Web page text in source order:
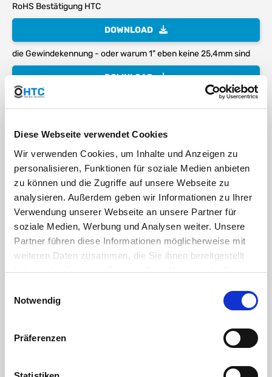
Diese Webseite verwendet Cookies
Wir verwenden Cookies, um Inhalte und Anzeigen zu
personalisieren, Funktionen für soziale Medien anbieten
zu können und die Zugriffe auf unsere Webseite zu
analysieren. Außerdem geben wir Informationen zu Ihrer
Verwendung unserer Webseite an unsere Partner für
soziale Medien, Werbung und Analysen weiter. Unsere
Partner führen diese Informationen möglicherweise mit
weiteren Daten zusammen, die Sie ihnen bereitgestellt
haben oder die sie im Rahmen Ihrer Nutzung der Dienste
Cookies, wenn Sie unsere Webseite weiterhin nutzen.
Notwendig
Präferenzen
RoHS Bestätigung HTC
DOWNLOAD
die Gewindekennung - oder warum 1" eben keine 25,4mm sind
DOWNLOAD
PP Polypropylen Temperatur-/Druckdiagramm
chemische Beständigkeit von Kunststoffen DE
PP Kugelhahn Klemme PE-Rohr x
Außengewinde – Robuste
Verbindung für professionelle
Rohrsysteme
Der PP Kugelhahn Klemme PE-Rohr x Außengewinde von PVC-
Welt.de ist die ideale Lösung für sichere und langlebige
Verbindungen in PE-Rohrleitungssystemen. Durch die
Außengewinde ermöglicht der Kugelhahn einen einfachen
Übergang zu Gewindefittings, Armaturen oder weiteren
Hochwertiger PP Kugelhahn für vielseitige Anwendungen
Der Kugelhahn besteht aus widerstandsfähigem Polypropylen
Korrosion, Chemikalien und Witterungseinflüsse. Die robuste